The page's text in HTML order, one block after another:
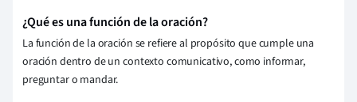
¿Qué es una función de la oración?
La función de la oración se refiere al propósito que cumple una
oración dentro de un contexto comunicativo, como informar,
preguntar o mandar.